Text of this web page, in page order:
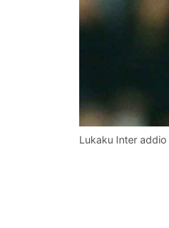
Lukaku Inter